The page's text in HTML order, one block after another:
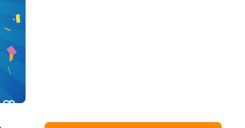
favorite_border